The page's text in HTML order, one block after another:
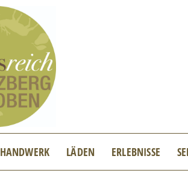
HANDWERK LÄDEN ERLEBNISSE